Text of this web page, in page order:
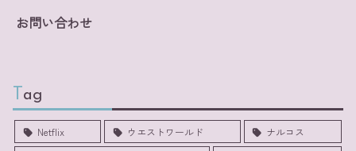
お問い合わせ
Tag
Netflix ウエストワールド
ナルコス